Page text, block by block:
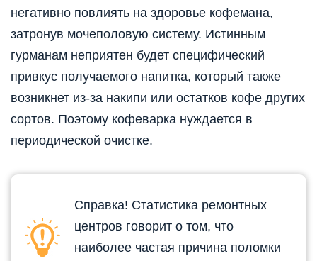
негативно повлиять на здоровье кофемана,
затронув мочеполовую систему. Истинным
гурманам неприятен будет специфический
привкус получаемого напитка, который также
возникнет из-за накипи или остатков кофе других
сортов. Поэтому кофеварка нуждается в
периодической очистке.
Справка! Статистика ремонтных
центров говорит о том, что
наиболее частая причина поломки